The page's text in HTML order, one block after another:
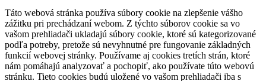
Táto webová stránka používa súbory cookie na zlepšenie vášho
zážitku pri prechádzaní webom. Z týchto súborov cookie sa vo
vašom prehliadači ukladajú súbory cookie, ktoré sú kategorizované
podľa potreby, pretože sú nevyhnutné pre fungovanie základných
funkcií webovej stránky. Používame aj cookies tretích strán, ktoré
nám pomáhajú analyzovať a pochopiť, ako používate túto webovú
stránku. Tieto cookies budú uložené vo vašom prehliadači iba s